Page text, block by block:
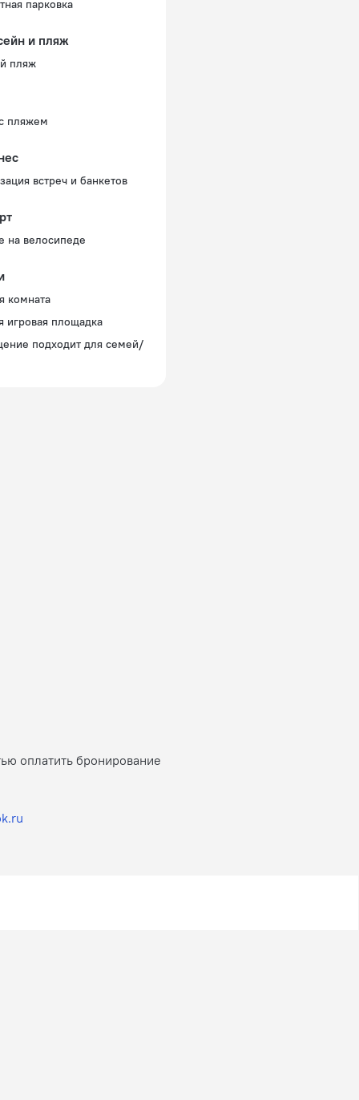
парковка
и пляж
пляж
пляжем
встреч и банкетов
на велосипеде
комната
игровая площадка
подходит для семей/
оплатить бронирование